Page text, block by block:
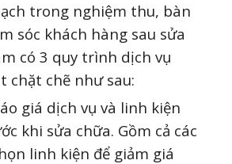
trong nghiệm thu, bàn
sóc khách hàng sau sửa
có 3 quy trình dịch vụ
chặt chẽ như sau:
giá dịch vụ và linh kiện
khi sửa chữa. Gồm cả các
linh kiện để giảm giá